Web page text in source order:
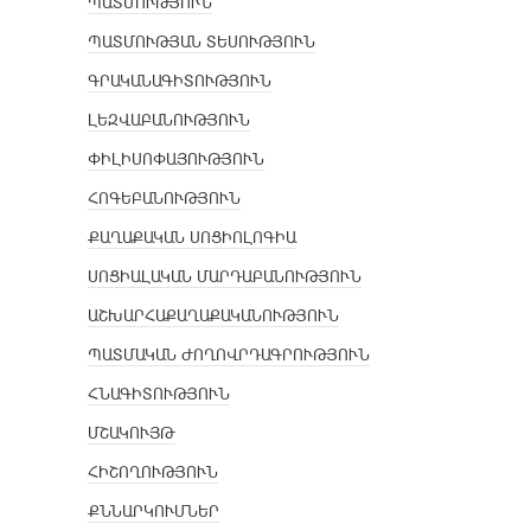
ՊԱՏՄՈՒԹՅԱՆ ՏԵՍՈՒԹՅՈՒՆ
ԳՐԱԿԱՆԱԳԻՏՈՒԹՅՈՒՆ
ԼԵԶՎԱԲԱՆՈՒԹՅՈՒՆ
ՓԻԼԻՍՈՓԱՅՈՒԹՅՈՒՆ
ՀՈԳԵԲԱՆՈՒԹՅՈՒՆ
ՔԱՂԱՔԱԿԱՆ ՍՈՑԻՈԼՈԳԻԱ
ՍՈՑԻԱԼԱԿԱՆ ՄԱՐԴԱԲԱՆՈՒԹՅՈՒՆ
ԱՇԽԱՐՀԱՔԱՂԱՔԱԿԱՆՈՒԹՅՈՒՆ
ՊԱՏՄԱԿԱՆ ԺՈՂՈՎՐԴԱԳՐՈՒԹՅՈՒՆ
ՀՆԱԳԻՏՈՒԹՅՈՒՆ
ՄՇԱԿՈՒՅԹ
ՀԻՇՈՂՈՒԹՅՈՒՆ
ՔՆՆԱՐԿՈՒՄՆԵՐ